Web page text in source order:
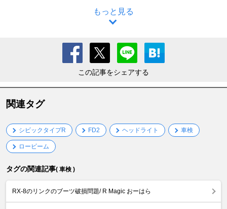
もっと見る
この記事をシェアする
関連タグ
シビックタイプR FD2 ヘッドライト 車検
ロービーム
タグの関連記事( 車検 )
RX-8のリンクのブーツ破損問題/ R Magic おーはら